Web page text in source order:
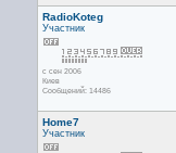
RadioKoteg
Участник
с сен 2006
Киев
Сообщений: 14486
Home7
Участник